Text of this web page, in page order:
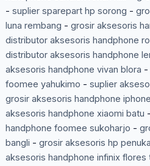
- suplier sparepart hp sorong -
luna rembang - grosir aksesoris
distributor aksesoris handphone
distributor aksesoris handphone
aksesoris handphone vivan blora -
foomee yahukimo - suplier
grosir aksesoris handphone
aksesoris handphone xiaomi batu -
handphone foomee sukoharjo -
bangli - grosir aksesoris hp
aksesoris handphone infinix flores